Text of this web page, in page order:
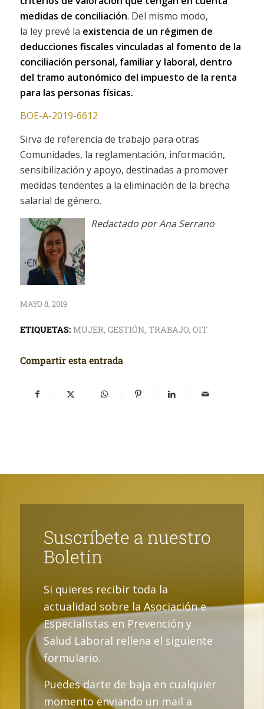
medidas de conciliación. Del mismo modo,
la ley prevé la existencia de un régimen de
deducciones fiscales vinculadas al fomento de la
conciliación personal, familiar y laboral, dentro
del tramo autonómico del impuesto de la renta
para las personas físicas.
BOE-A-2019-6612
Sirva de referencia de trabajo para otras
Comunidades, la reglamentación, información,
sensibilización y apoyo, destinadas a promover
medidas tendentes a la eliminación de la brecha
salarial de género.
Redactado por Ana Serrano
MAYO 8, 2019
ETIQUETAS: MUJER, GESTIÓN, TRABAJO, OIT
Compartir esta entrada
Suscríbete a nuestro
Boletín
Si quieres recibir toda la
actualidad sobre la Asociación e
Especialistas en Prevención y
Salud Laboral rellena el siguiente
formulario.
Puedes darte de baja en cualquier
momento enviando un mail a